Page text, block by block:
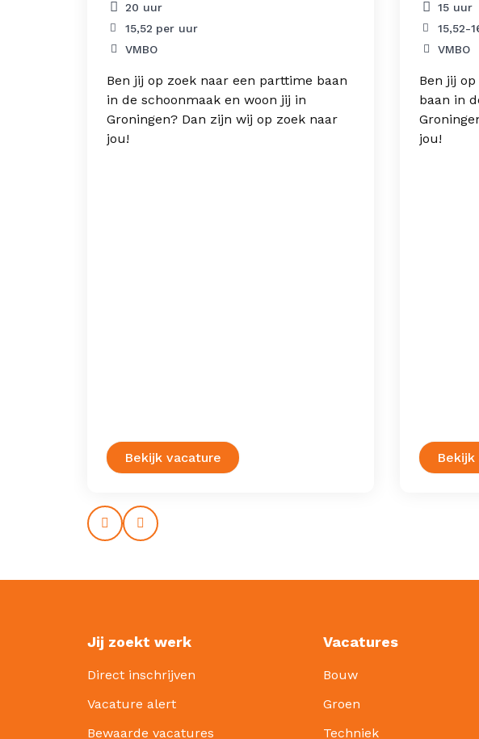
20 uur
15,52 per uur
VMBO
Ben jij op zoek naar een parttime baan
in de schoonmaak en woon jij in
Groningen? Dan zijn wij op zoek naar
jou!
Bekijk vacature
15 uur
15,52-
VMBO
Ben jij
baan in
jou!
Bekijk
Prev Next
Jij zoekt werk
Direct inschrijven
Vacature alert
Bewaarde vacatures
Vacatures
Bouw
Groen
Techniek